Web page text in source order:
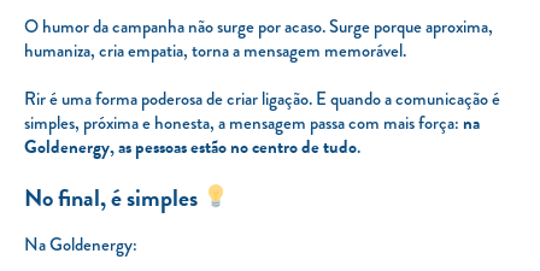
O humor da campanha não surge por acaso. Surge porque aproxima,
humaniza, cria empatia, torna a mensagem memorável.
Rir é uma forma poderosa de criar ligação. E quando a comunicação é
simples, próxima e honesta, a mensagem passa com mais força: na
Goldenergy, as pessoas estão no centro de tudo.
No final, é simples
Na Goldenergy: